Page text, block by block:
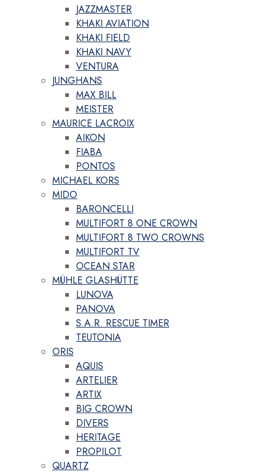
JAZZMASTER
KHAKI AVIATION
KHAKI FIELD
KHAKI NAVY
VENTURA
JUNGHANS
MAX BILL
MEISTER
MAURICE LACROIX
AIKON
FIABA
PONTOS
MICHAEL KORS
MIDO
BARONCELLI
MULTIFORT 8 ONE CROWN
MULTIFORT 8 TWO CROWNS
MULTIFORT TV
OCEAN STAR
MÜHLE GLASHÜTTE
LUNOVA
PANOVA
S.A.R. RESCUE TIMER
TEUTONIA
ORIS
AQUIS
ARTELIER
ARTIX
BIG CROWN
DIVERS
HERITAGE
PROPILOT
QUARTZ